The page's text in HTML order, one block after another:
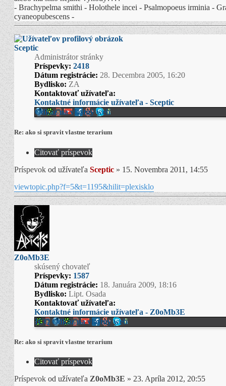
- Brachypelma smithi - Holothele incei - Psalmopoeus irminia -
cyaneopubescens -
Sceptic
Administrátor stránky
Príspevky: 2418
Dátum registrácie: 28. Decembra 2005, 16:20
Bydlisko: ZA
Kontaktovať užívateľa:
Kontaktné informácie užívateľa - Sceptic
Odkaz na vlastný web
Re: ako si spravit vlastne terarium
Citovať príspevok
Príspevok od užívateľa Sceptic » 15. Novembra 2011, 14:55
viewtopic.php?f=5&t=1195&hilit=plexisklo
Z0oMb3E
skúsený chovateľ
Príspevky: 1587
Dátum registrácie: 18. Januára 2009, 18:16
Bydlisko: Lipt. Osada
Kontaktovať užívateľa:
Kontaktné informácie užívateľa - Z0oMb3E
ICQ Odkaz na vlastný web
Re: ako si spravit vlastne terarium
Citovať príspevok
Príspevok od užívateľa Z0oMb3E » 23. Apríla 2012, 20:55